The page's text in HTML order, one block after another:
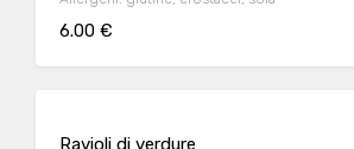
6.00 €
Ravioli di verdure